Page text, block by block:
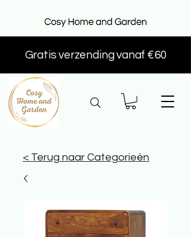
Gratis verzending vanaf €60
< Terug naar Categorieën